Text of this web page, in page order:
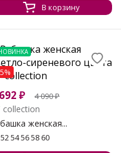
В корзину
₽ 4 090₽
collection
женская...
54 56 58 60